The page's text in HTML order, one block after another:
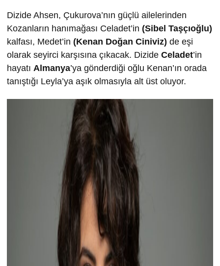
Dizide Ahsen, Çukurova’nın güçlü ailelerinden
Kozanların hanımağası Celadet’in (Sibel Taşçıoğlu)
kalfası, Medet’in (Kenan Doğan Ciniviz) de eşi
olarak seyirci karşısına çıkacak. Dizide Celadet’in
hayatı Almanya’ya gönderdiği oğlu Kenan’ın orada
tanıştığı Leyla’ya aşık olmasıyla alt üst oluyor.